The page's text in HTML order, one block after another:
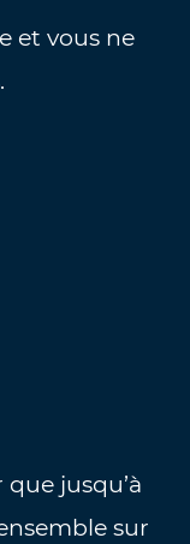
et vous ne
jusqu’à
sur